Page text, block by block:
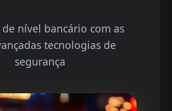
nível bancário com as
tecnologias de
segurança